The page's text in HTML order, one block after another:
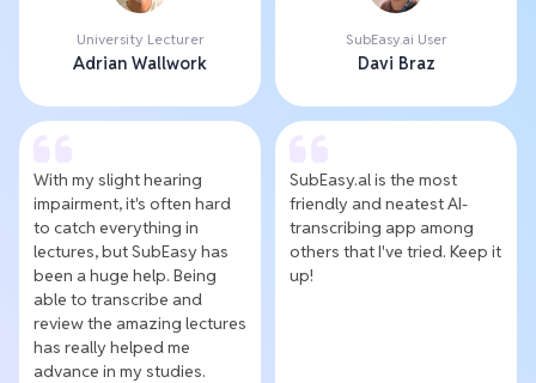
University Lecturer
Adrian Wallwork
SubEasy.ai User
Davi Braz
With my slight hearing
impairment, it's often hard
to catch everything in
lectures, but SubEasy has
been a huge help. Being
able to transcribe and
review the amazing lectures
has really helped me
advance in my studies.
SubEasy.al is the most
friendly and neatest AI-
transcribing app among
others that I've tried. Keep it
up!